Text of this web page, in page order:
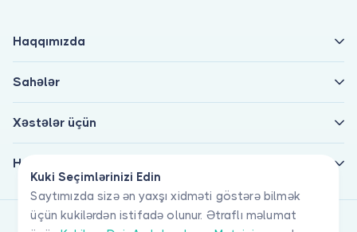
Kuki Seçimlərinizi Edin
Saytımızda sizə ən yaxşı xidməti göstərə bilmək
üçün kukilərdən istifadə olunur. Ətraflı məlumat
Haqqımızda
Sahələr
Xəstələr üçün
Həkimlər üçün